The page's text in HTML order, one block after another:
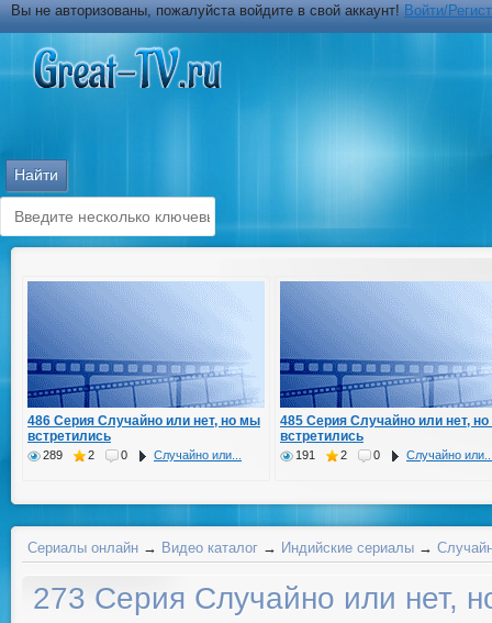
Вы не авторизованы, пожалуйста войдите в свой аккаунт!Войти/
486 Серия Случайно или нет, но мы
встретились
289 2 0 Случайно или...
485 Серия Случайно или нет,
встретились
191 2 0 Случайно
Сериалы онлайн → Видео каталог → Индийские сериалы →
273 Серия Случайно или нет,